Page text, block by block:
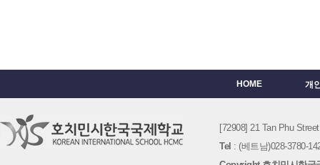
HOME 개
[72908] 21 Tan Phu
Tel : (베트남)028-3780-